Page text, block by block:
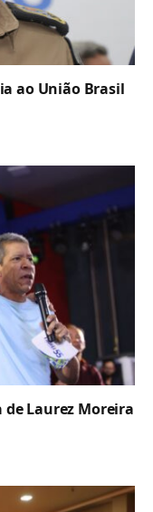
ao União Brasil
Laurez Moreira